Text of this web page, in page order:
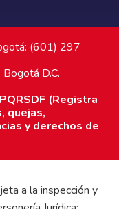
(601) 297
D.C.
PQRSDF (Registra
quejas,
y derechos de
a la inspección y